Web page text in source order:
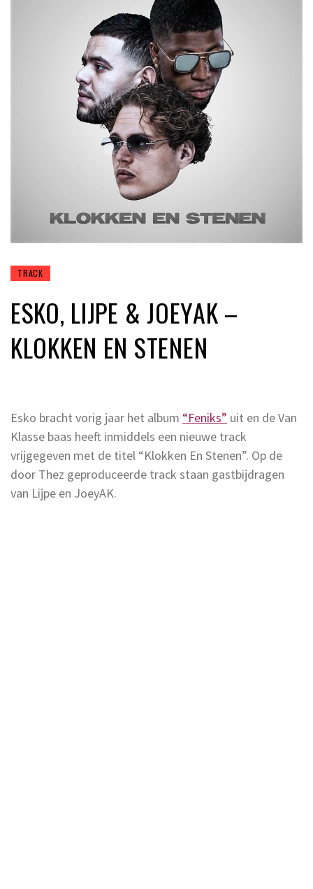
TRACK
ESKO, LIJPE & JOEYAK –
KLOKKEN EN STENEN
Esko bracht vorig jaar het album “Feniks” uit en de Van
Klasse baas heeft inmiddels een nieuwe track
vrijgegeven met de titel “Klokken En Stenen”. Op de
door Thez geproduceerde track staan gastbijdragen
van Lijpe en JoeyAK.